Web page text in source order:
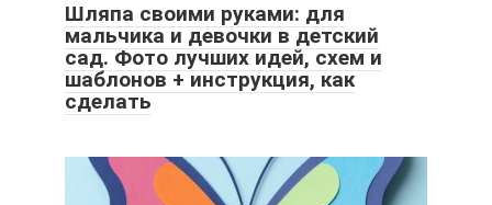
Шляпа своими руками: для
мальчика и девочки в детский
сад. Фото лучших идей, схем и
шаблонов + инструкция, как
сделать